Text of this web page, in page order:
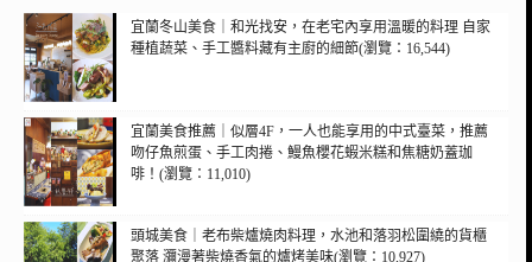
宜蘭冬山美食｜和光找安，在老宅內享用溫暖的料理 自家
種植蔬菜、手工醬料藏有主廚的細節(瀏覽：16,544)
宜蘭美食推薦｜似層4F，一人也能享用的中式臺菜，推薦
吻仔魚煎蛋、手工肉捲、鰻魚櫻花蝦米糕和焦糖奶蓋珈
啡！(瀏覽：11,010)
頭城美食｜老布柴爐燒肉料理，水池和落羽松圍繞的貨櫃
聚落 瀰漫著柴燒香氣的爐烤美味(瀏覽：10,927)